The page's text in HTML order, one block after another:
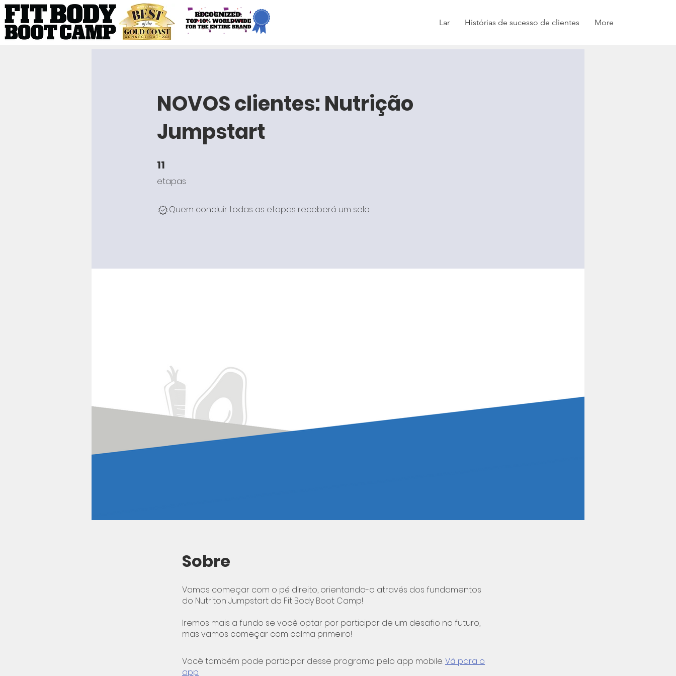
Lar Histórias de sucesso de clientes More
NOVOS clientes: Nutrição
Jumpstart
11
etapas
11 etapas
Quem concluir todas as etapas receberá um selo.
Sobre
Vamos começar com o pé direito, orientando-o através dos fundamentos
do Nutriton Jumpstart do Fit Body Boot Camp!
Iremos mais a fundo se você optar por participar de um desafio no futuro,
mas vamos começar com calma primeiro!
Você também pode participar desse programa pelo app mobile.Vá para o
app